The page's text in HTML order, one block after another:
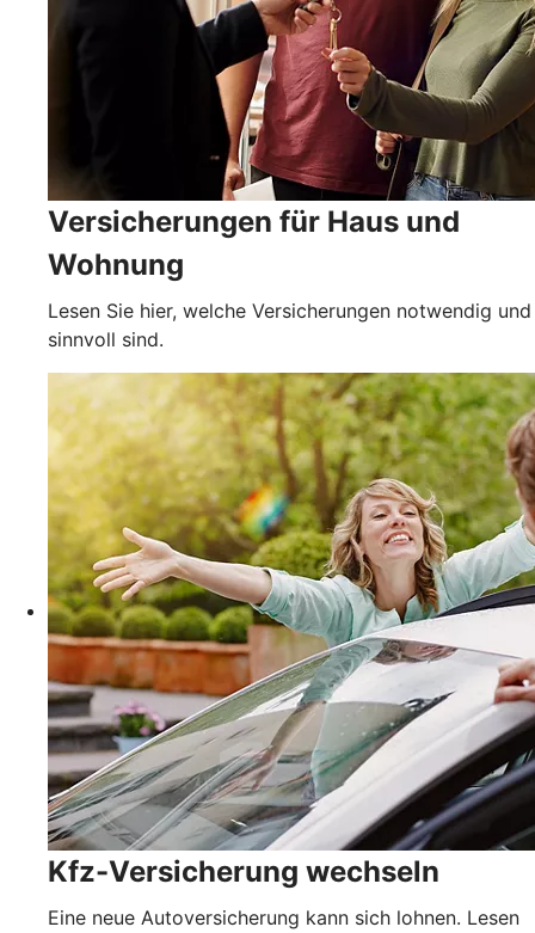
Versicherungen für Haus und
Wohnung
Lesen Sie hier, welche Versicherungen notwendig und
sinnvoll sind.
Kfz-Versicherung wechseln
Eine neue Autoversicherung kann sich lohnen. Lesen